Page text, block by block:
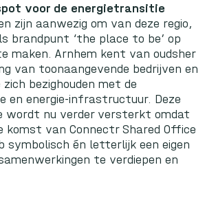
voor de energietransitie
zijn aanwezig om van deze regio,
brandpunt ‘the place to be’ op
maken. Arnhem kent van oudsher
van toonaangevende bedrijven en
bezighouden met de
en energie-infrastructuur. Deze
wordt nu verder versterkt omdat
komst van Connectr Shared Office
symbolisch én letterlijk een eigen
te verdiepen en